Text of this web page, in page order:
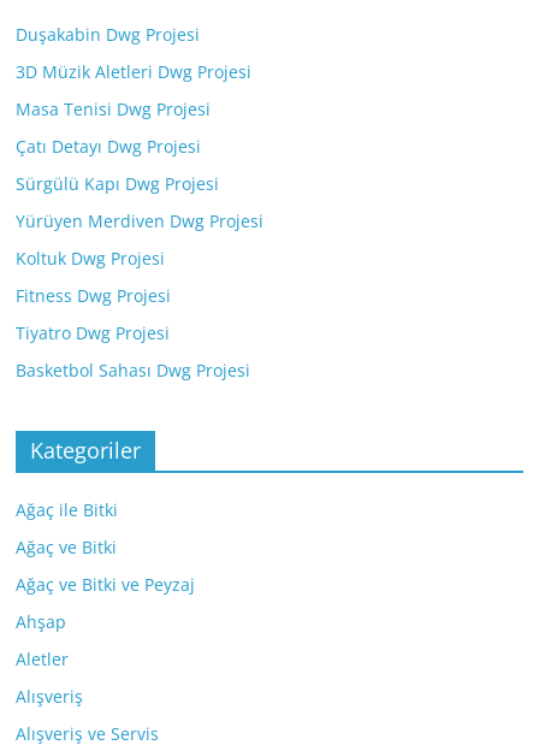
Duşakabin Dwg Projesi
3D Müzik Aletleri Dwg Projesi
Masa Tenisi Dwg Projesi
Çatı Detayı Dwg Projesi
Sürgülü Kapı Dwg Projesi
Yürüyen Merdiven Dwg Projesi
Koltuk Dwg Projesi
Fitness Dwg Projesi
Tiyatro Dwg Projesi
Basketbol Sahası Dwg Projesi
Kategoriler
Ağaç ile Bitki
Ağaç ve Bitki
Ağaç ve Bitki ve Peyzaj
Ahşap
Aletler
Alışveriş
Alışveriş ve Servis